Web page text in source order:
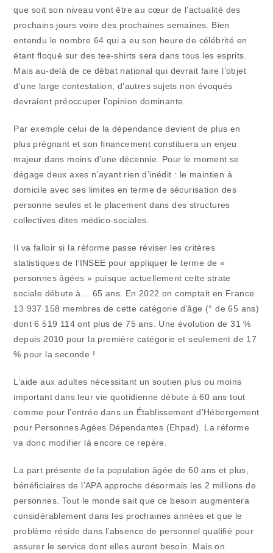
que soit son niveau vont être au cœur de l’actualité des
prochains jours voire des prochaines semaines. Bien
entendu le nombre 64 qui a eu son heure de célébrité en
étant floqué sur des tee-shirts sera dans tous les esprits.
Mais au-delà de ce débat national qui devrait faire l’objet
d’une large contestation, d’autres sujets non évoqués
devraient préoccuper l’opinion dominante.
Par exemple celui de la dépendance devient de plus en
plus prégnant et son financement constituera un enjeu
majeur dans moins d’une décennie. Pour le moment se
dégage deux axes n’ayant rien d’inédit : le maintien à
domicile avec ses limites en terme de sécurisation des
personne seules et le placement dans des structures
collectives dites médico-sociales.
Il va falloir si la réforme passe réviser les critères
statistiques de l’INSEE pour appliquer le terme de «
personnes âgées » puisque actuellement cette strate
sociale débute à… 65 ans. En 2022 on comptait en France
13 937 158 membres de cette catégorie d’âge (° de 65 ans)
dont 6 519 114 ont plus de 75 ans. Une évolution de 31 %
depuis 2010 pour la première catégorie et seulement de 17
% pour la seconde !
L’aide aux adultes nécessitant un soutien plus ou moins
important dans leur vie quotidienne débute à 60 ans tout
comme pour l’entrée dans un Établissement d’Hébergement
pour Personnes Agées Dépendantes (Ehpad). La réforme
va donc modifier là encore ce repère.
La part présente de la population âgée de 60 ans et plus,
bénéficiaires de l’APA approche désormais les 2 millions de
personnes. Tout le monde sait que ce besoin augmentera
considérablement dans les prochaines années et que le
problème réside dans l’absence de personnel qualifié pour
assurer le service dont elles auront besoin. Mais on